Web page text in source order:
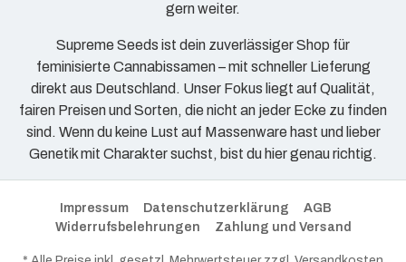
gern weiter.
Supreme Seeds ist dein zuverlässiger Shop für
feminisierte Cannabissamen – mit schneller Lieferung
direkt aus Deutschland. Unser Fokus liegt auf Qualität,
fairen Preisen und Sorten, die nicht an jeder Ecke zu finden
sind. Wenn du keine Lust auf Massenware hast und lieber
Genetik mit Charakter suchst, bist du hier genau richtig.
Impressum Datenschutzerklärung
AGB
Widerrufsbelehrungen
Zahlung und Versand